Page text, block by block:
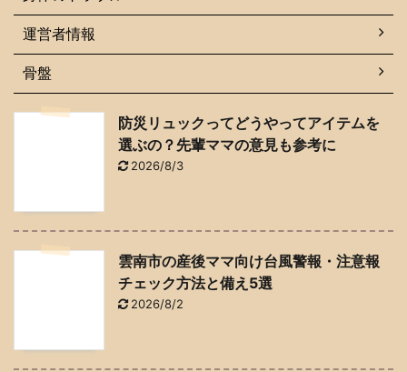
運営者情報
骨盤
防災リュックってどうやってアイテムを
選ぶの？先輩ママの意見も参考に
2026/8/3
雲南市の産後ママ向け台風警報・注意報
チェック方法と備え5選
2026/8/2